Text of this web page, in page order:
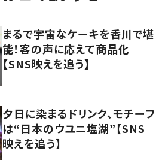
まるで宇宙なケーキを香川で堪
能！客の声に応えて商品化
【SNS映えを追う】
夕日に染まるドリンク、モチーフ
は“日本のウユニ塩湖”【SNS
映えを追う】